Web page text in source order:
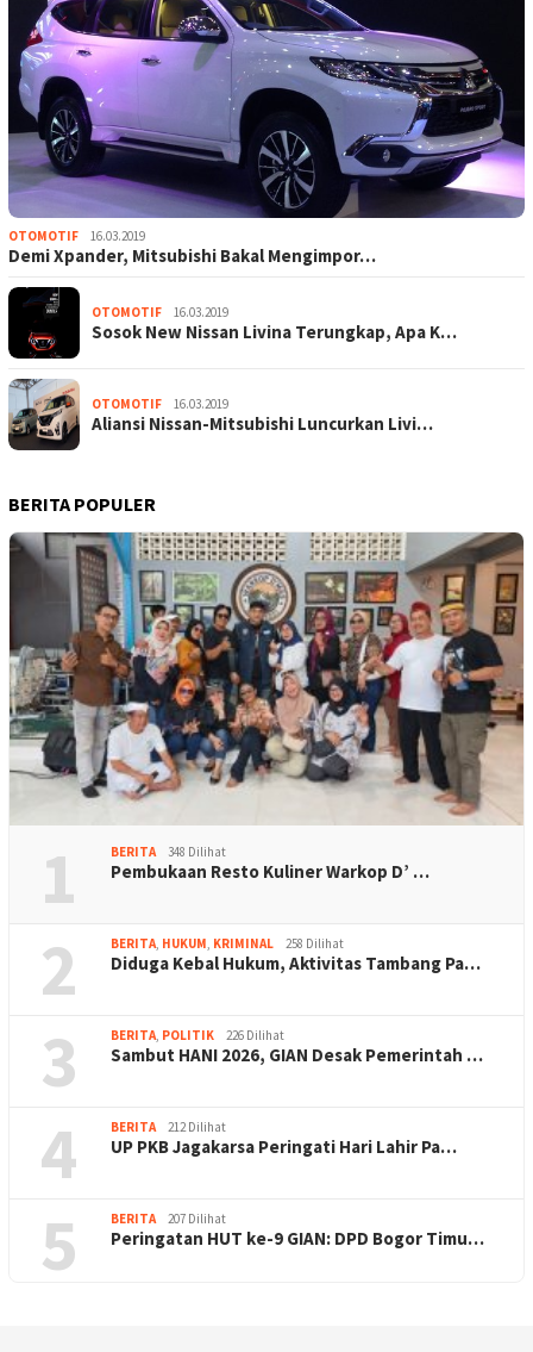
OTOMOTIF 16.03.2019
Demi Xpander, Mitsubishi Bakal Mengimpor…
OTOMOTIF 16.03.2019
Sosok New Nissan Livina Terungkap, Apa K…
OTOMOTIF 16.03.2019
Aliansi Nissan-Mitsubishi Luncurkan Livi…
BERITA POPULER
1 BERITA 348 Dilihat
Pembukaan Resto Kuliner Warkop D’ …
2 BERITA, HUKUM, KRIMINAL 258 Dilihat
Diduga Kebal Hukum, Aktivitas Tambang Pa…
3 BERITA, POLITIK 226 Dilihat
Sambut HANI 2026, GIAN Desak Pemerintah …
4 BERITA 212 Dilihat
UP PKB Jagakarsa Peringati Hari Lahir Pa…
5 BERITA 207 Dilihat
Peringatan HUT ke-9 GIAN: DPD Bogor Timu…